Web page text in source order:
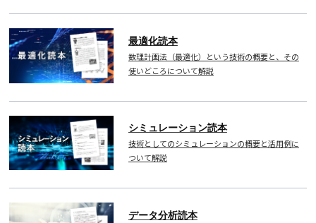
最適化読本
数理計画法（最適化）という技術の概要と、その
使いどころについて解説
シミュレーション読本
技術としてのシミュレーションの概要と活用例に
ついて解説
データ分析読本